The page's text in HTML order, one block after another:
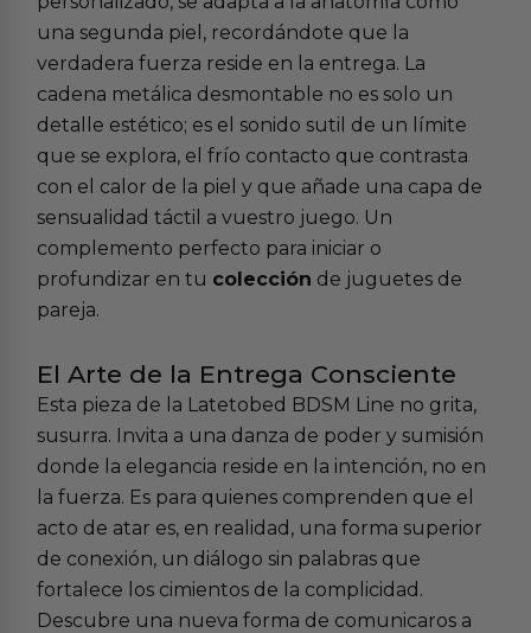
una segunda piel, recordándote que la
verdadera fuerza reside en la entrega. La
cadena metálica desmontable no es solo un
detalle estético; es el sonido sutil de un límite
que se explora, el frío contacto que contrasta
con el calor de la piel y que añade una capa de
sensualidad táctil a vuestro juego. Un
complemento perfecto para iniciar o
profundizar en tu colección de juguetes de
pareja.
El Arte de la Entrega Consciente
Esta pieza de la Latetobed BDSM Line no grita,
susurra. Invita a una danza de poder y sumisión
donde la elegancia reside en la intención, no en
la fuerza. Es para quienes comprenden que el
acto de atar es, en realidad, una forma superior
de conexión, un diálogo sin palabras que
fortalece los cimientos de la complicidad.
Descubre una nueva forma de comunicaros a